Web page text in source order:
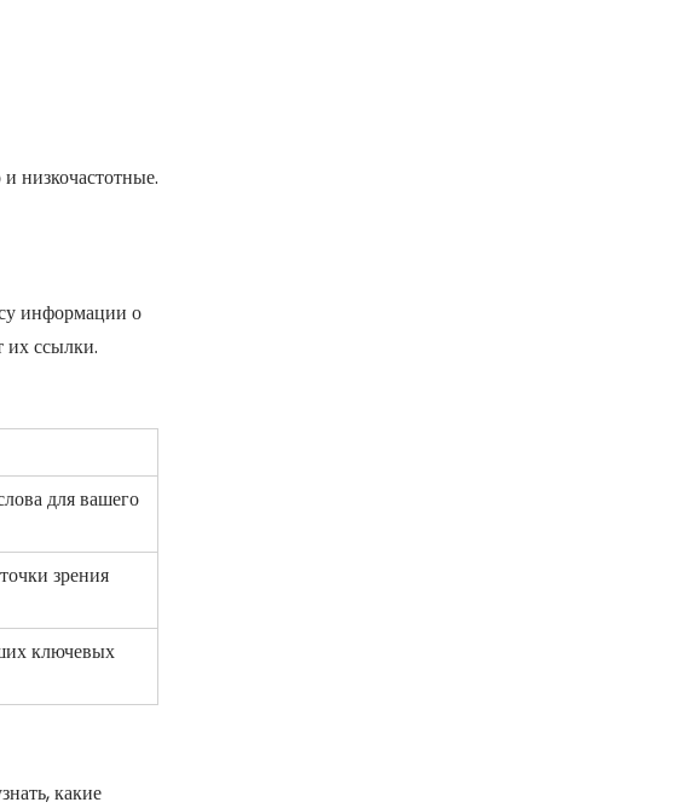
низкочастотные.
информации о
их ссылки.
для вашего
зрения
ключевых
какие